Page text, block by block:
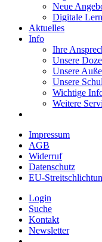
Neue
Digitale
Aktuelles
Info
Ihre
Unsere
Unsere
Unsere
Wichtige
Weitere
Impressum
AGB
Widerruf
Datenschutz
EU-
Login
Suche
Kontakt
Newsletter